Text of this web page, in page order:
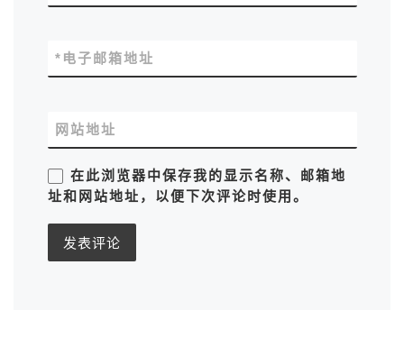
电子邮箱地址
*
网站地址
在此浏览器中保存我的显示名称、邮箱地
址和网站地址，以便下次评论时使用。